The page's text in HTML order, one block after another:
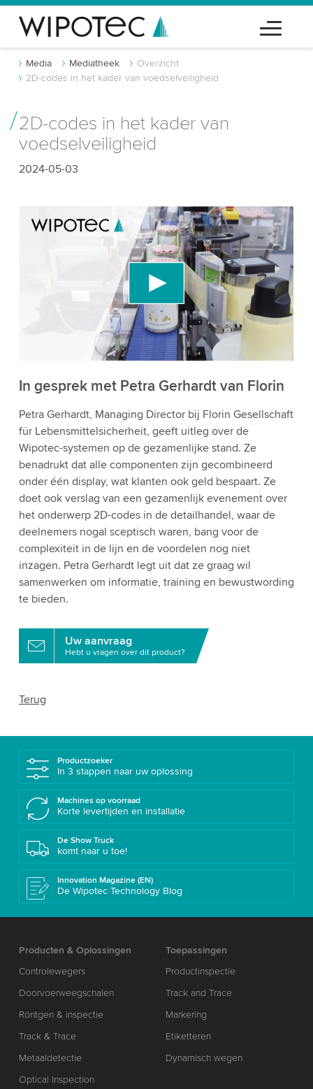
Media Mediatheek
Overzicht
2D-codes in het kader van voedselveiligheid
2D-codes in het kader van
voedselveiligheid
2024-05-03
We hebben uw toestemming nodig om de
YouTube-videodienst te laden!
We gebruiken een service van derden om
videocontent in te sluiten die gegevens over uw
activiteit kan verzamelen. Gelieve de details te
bekijken en de service te accepteren om deze
video te bekijken.
In gesprek met Petra Gerhardt van Florin
Petra Gerhardt, Managing Director bij Florin Gesellschaft
für Lebensmittelsicherheit, geeft uitleg over de
Wipotec-systemen op de gezamenlijke stand. Ze
benadrukt dat alle componenten zijn gecombineerd
onder één display, wat klanten ook geld bespaart. Ze
doet ook verslag van een gezamenlijk evenement over
het onderwerp 2D-codes in de detailhandel, waar de
deelnemers nogal sceptisch waren, bang voor de
complexiteit in de lijn en de voordelen nog niet
inzagen. Petra Gerhardt legt uit dat ze graag wil
samenwerken om informatie, training en bewustwording
te bieden.
Uw aanvraag
Hebt u vragen over dit product?
Terug
Productzoeker
In 3 stappen naar uw oplossing
Machines op voorraad
Korte levertijden en installatie
De Show Truck
komt naar u toe!
Innovation Magazine (EN)
De Wipotec Technology Blog
Producten & Oplossingen
Controlewegers
Doorvoerweegschalen
Röntgen & inspectie
Track & Trace
Metaaldetectie
Optical Inspection
Toepassingen
Productinspectie
Track and Trace
Markering
Etiketteren
Dynamisch wegen